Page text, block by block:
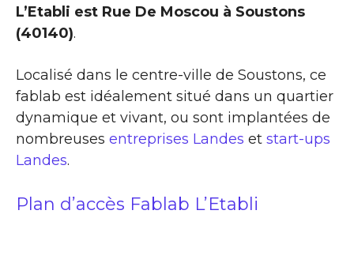
L’Etabli est Rue De Moscou à Soustons
(40140).
Localisé dans le centre-ville de Soustons, ce
fablab est idéalement situé dans un quartier
dynamique et vivant, ou sont implantées de
nombreuses entreprises Landes et start-ups
Landes.
Plan d’accès Fablab L’Etabli